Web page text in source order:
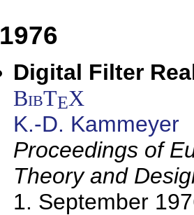
1976
Digital Filter
BibTEX
K.-D. Kammeyer
Proceedings of
Theory and
1. September